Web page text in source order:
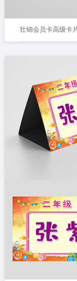
壮锦会员卡高级卡